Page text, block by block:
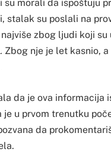
su morali da ispoštuju
stalak su poslali na
zbog ljudi koji su
Zbog nje je let kasnio,
da je ova informacija
je u prvom trenutku
da